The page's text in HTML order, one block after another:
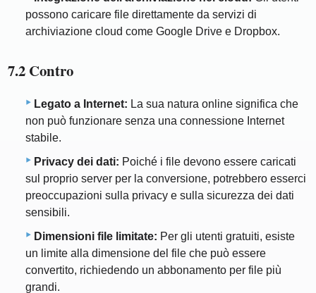
possono caricare file direttamente da servizi di
archiviazione cloud come Google Drive e Dropbox.
7.2 Contro
Legato a Internet: La sua natura online significa che
non può funzionare senza una connessione Internet
stabile.
Privacy dei dati: Poiché i file devono essere caricati
sul proprio server per la conversione, potrebbero esserci
preoccupazioni sulla privacy e sulla sicurezza dei dati
sensibili.
Dimensioni file limitate: Per gli utenti gratuiti, esiste
un limite alla dimensione del file che può essere
convertito, richiedendo un abbonamento per file più
grandi.